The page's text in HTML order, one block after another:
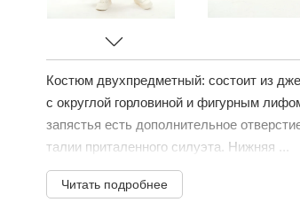
Костюм двухпредметный: состоит из
с округлой горловиной и фигурным
запястья есть дополнительное
талии приталенного силуэта. Нижняя ...
Читать подробнее